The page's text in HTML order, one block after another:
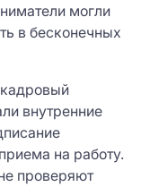
могли
в бесконечных
внутренние
на работу.
проверяют
вы